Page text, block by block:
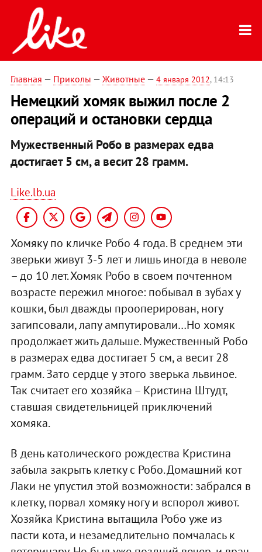
Главная — Приколы — Животные— 4 января 2012, 14:13
Немецкий хомяк выжил после 2
операций и остановки сердца
Мужественный Робо в размерах едва
достигает 5 см, а весит 28 грамм.
Like.lb.ua
Хомяку по кличке Робо 4 года. В среднем эти
зверьки живут 3-5 лет и лишь иногда в неволе
– до 10 лет. Хомяк Робо в своем почтенном
возрасте пережил многое: побывал в зубах у
кошки, был дважды прооперирован, ногу
загипсовали, лапу ампутировали…Но хомяк
продолжает жить дальше. Мужественный Робо
в размерах едва достигает 5 см, а весит 28
грамм. Зато сердце у этого зверька львиное.
Так считает его хозяйка – Кристина Штудт,
ставшая свидетельницей приключений
хомяка.
В день католического рождества Кристина
забыла закрыть клетку с Робо. Домашний кот
Лаки не упустил этой возможности: забрался в
клетку, порвал хомяку ногу и вспорол живот.
Хозяйка Кристина вытащила Робо уже из
пасти кота, и незамедлительно помчалась к